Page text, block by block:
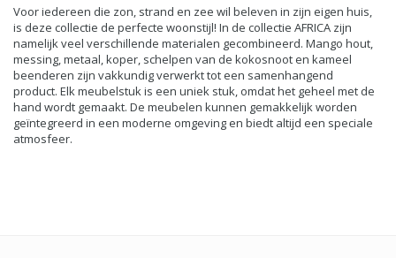
Voor iedereen die zon, strand en zee wil beleven in zijn eigen huis,
is deze collectie de perfecte woonstijl! In de collectie AFRICA zijn
namelijk veel verschillende materialen gecombineerd. Mango hout,
messing, metaal, koper, schelpen van de kokosnoot en kameel
beenderen zijn vakkundig verwerkt tot een samenhangend
product. Elk meubelstuk is een uniek stuk, omdat het geheel met de
hand wordt gemaakt. De meubelen kunnen gemakkelijk worden
geïntegreerd in een moderne omgeving en biedt altijd een speciale
atmosfeer.